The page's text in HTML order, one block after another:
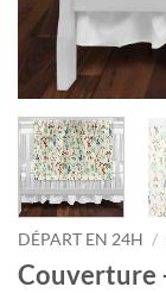
DÉPART EN 24H /
Couverture